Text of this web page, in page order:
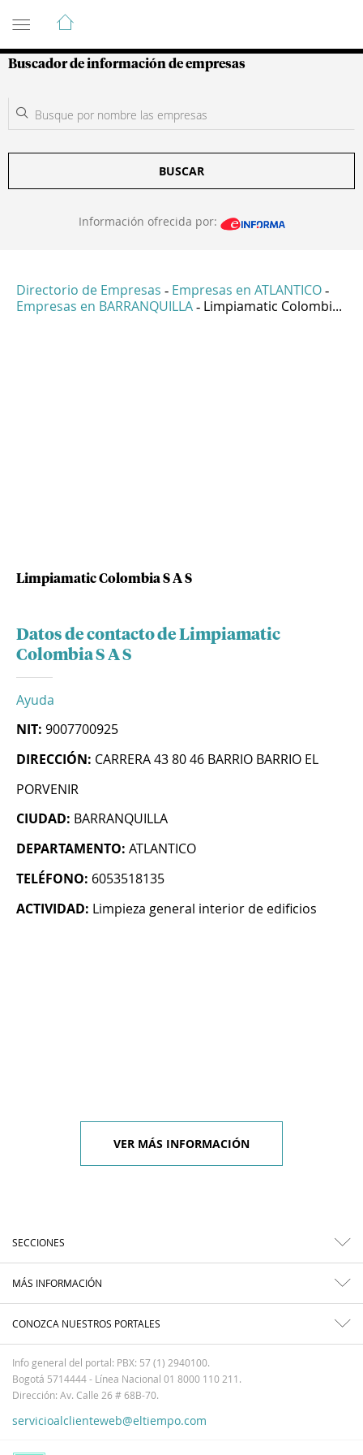
Guía de Empresas Colombianas
Buscador de información de empresas
BUSCAR
Información ofrecida por:
Directorio de Empresas - Empresas en ATLANTICO -
Empresas en BARRANQUILLA - Limpiamatic Colombi...
Limpiamatic Colombia S A S
Datos de contacto de Limpiamatic
Colombia S A S
Ayuda
NIT: 9007700925
DIRECCIÓN: CARRERA 43 80 46 BARRIO BARRIO EL
PORVENIR
CIUDAD: BARRANQUILLA
DEPARTAMENTO: ATLANTICO
TELÉFONO: 6053518135
ACTIVIDAD: Limpieza general interior de edificios
VER MÁS INFORMACIÓN
SECCIONES
MÁS INFORMACIÓN
CONOZCA NUESTROS PORTALES
Info general del portal: PBX: 57 (1) 2940100.
Bogotá 5714444 - Línea Nacional 01 8000 110 211.
Dirección: Av. Calle 26 # 68B-70.
servicioalclienteweb@eltiempo.com